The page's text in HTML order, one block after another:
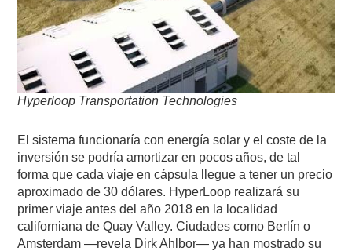
Hyperloop Transportation Technologies
El sistema funcionaría con energía solar y el coste de la
inversión se podría amortizar en pocos años, de tal
forma que cada viaje en cápsula llegue a tener un precio
aproximado de 30 dólares. HyperLoop realizará su
primer viaje antes del año 2018 en la localidad
californiana de Quay Valley. Ciudades como Berlín o
Amsterdam —revela Dirk Ahlbor— ya han mostrado su